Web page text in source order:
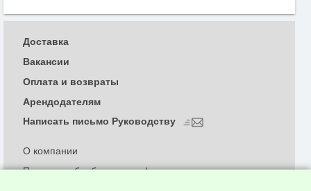
О компании
Политика обработки и конфиденциальности
Доставка
Вакансии
Оплата и возвраты
Арендодателям
Написать письмо Руководству